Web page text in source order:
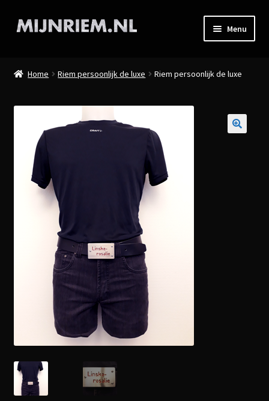
Ga
navigatie
Ga
de
inhoud
Menu
Afrekenen
Contact en Informatie
Home Riem persoonlijk de luxe Riem persoonlijk de luxe